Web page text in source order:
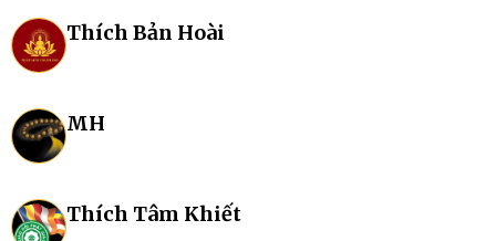
Thích Bản Hoài
MH
Thích Tâm Khiết